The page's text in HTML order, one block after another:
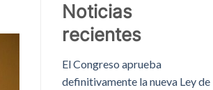
Noticias
recientes
El Congreso aprueba
definitivamente la nueva Ley de